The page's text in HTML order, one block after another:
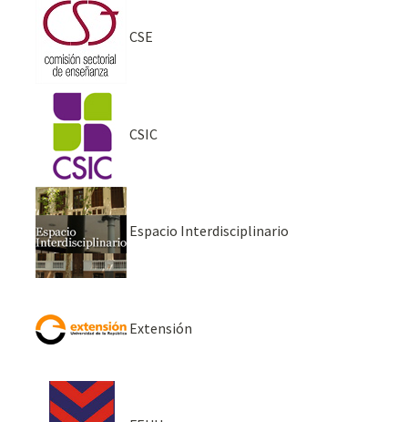
CSE
CSIC
Espacio Interdisciplinario
Extensión